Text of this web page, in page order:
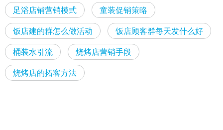
足浴店铺营销模式
童装促销策略
饭店建的群怎么做活动
饭店顾客群每天发什么好
桶装水引流
烧烤店营销手段
烧烤店的拓客方法